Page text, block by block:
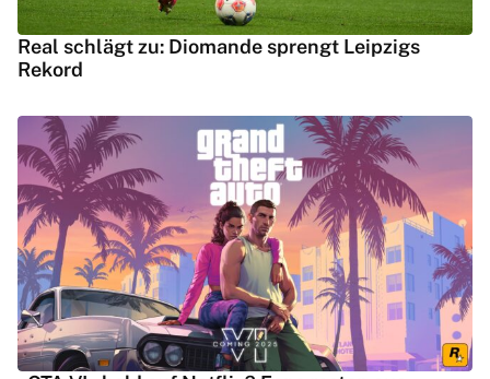
Real schlägt zu: Diomande sprengt Leipzigs
Rekord